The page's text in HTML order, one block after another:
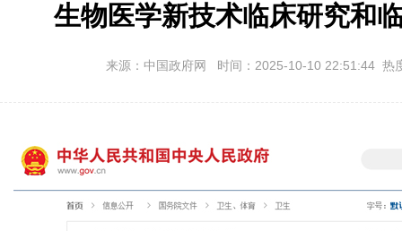
生物医学新技术临床研究和
来源：中国政府网 时间：2025-10-10 22:51:44 热